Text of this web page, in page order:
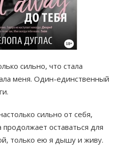
сильно, что стала
меня. Один-единственный
сильно от себя,
продолжает оставаться для
только ею я дышу и живу.